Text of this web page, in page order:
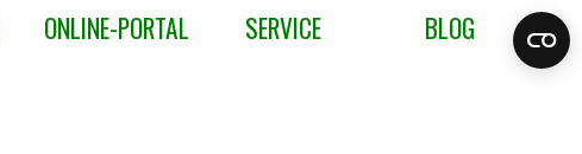
▼
ONLINE-PORTAL ▼
SERVICE ▼
BLOG